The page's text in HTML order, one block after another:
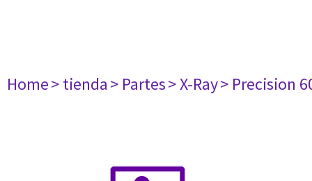
Home> tienda> Partes> X-Ray> Precision